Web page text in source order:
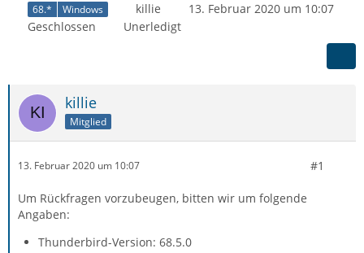
68.* Windows killie
13. Februar 2020 um 10:07
Geschlossen
Unerledigt
killie
Mitglied
13. Februar 2020 um 10:07 #1
Um Rückfragen vorzubeugen, bitten wir um folgende
Angaben:
Thunderbird-Version: 68.5.0